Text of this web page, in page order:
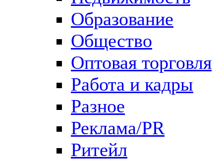
Образование
Общество
Оптовая торговля
Работа и кадры
Разное
Реклама/PR
Ритейл